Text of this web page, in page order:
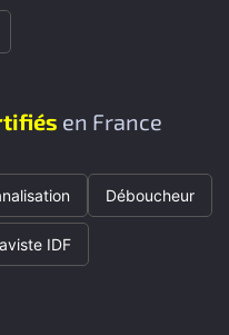
en France
Déboucheur
IDF